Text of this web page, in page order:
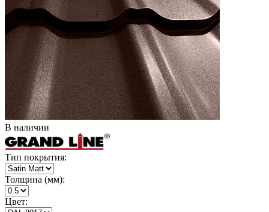
В наличии
Тип покрытия:
Толщина (мм):
Цвет: